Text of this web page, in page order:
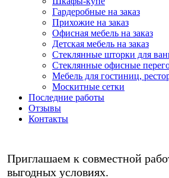
Гардеробные на заказ
Прихожие на заказ
Офисная мебель на заказ
Детская мебель на заказ
Стеклянные шторки для
Стеклянные офисные
Мебель для гостиниц,
Москитные сетки
Последние работы
Отзывы
Контакты
Приглашаем к совместной
выгодных условиях.